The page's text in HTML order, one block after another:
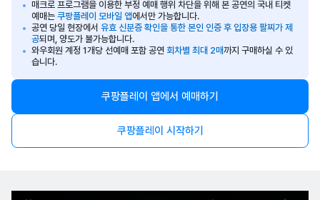
매크로 프로그램을 이용한 부정 예매 행위 차단을 위해 본 공연의 국내 티켓
예매는 쿠팡플레이 모바일 앱에서만 가능합니다.
공연 당일 현장에서 유효 신분증 확인을 통한 본인 인증 후 입장용 팔찌가 제
공되며, 양도가 불가능합니다.
와우회원 계정 1개당 선예매 포함 공연 회차별 최대 2매까지 구매하실 수 있
습니다.
쿠팡플레이 앱에서 예매하기
쿠팡플레이 시작하기